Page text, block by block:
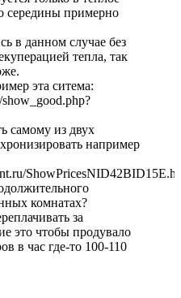
середины примерно
в данном случае без
тепла, так
эта ситема:
самому из двух
например
комнатах?
за
это чтобы продувало
в час где-то 100-110